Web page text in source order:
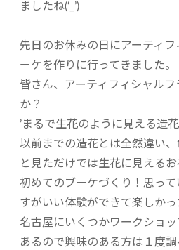
ましたね(‘_’)
先日のお休みの日にアーティ
ーケを作りに行ってきました。
皆さん、アーティフィシャル
か？
’まるで生花のように見える造花
以前までの造花とは全然違い
と見ただけでは生花に見えるお
初めてのブーケづくり！思っ
すがいい体験ができて楽しかっ
名古屋にいくつかワークショ
あるので興味のある方は１度